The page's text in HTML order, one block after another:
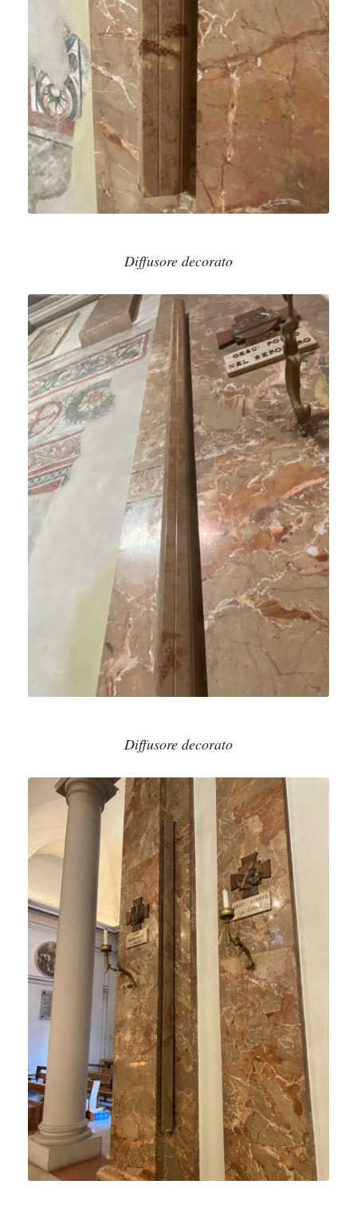
Diffusore decorato
Diffusore decorato